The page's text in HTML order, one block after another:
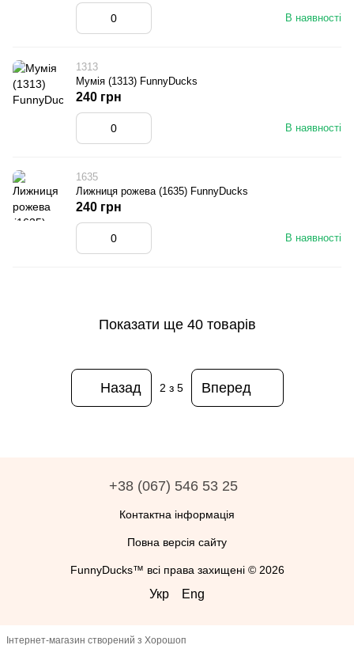
В наявності
1313
Мумія (1313) FunnyDucks
В наявності
240 грн
1635
Лижниця рожева (1635) FunnyDucks
В наявності
240 грн
Показати ще 40 товарів
Назад 2 з 5 Вперед
+38 (067) 546 53 25
Контактна інформація
Повна версія сайту
FunnyDucks™ всі права захищені © 2026
Укр Eng
Інтернет-магазин створений з Хорошоп